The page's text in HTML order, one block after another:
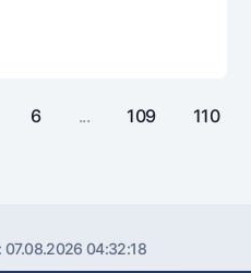
6 ... 109 110
07.08.2026 04:32:18